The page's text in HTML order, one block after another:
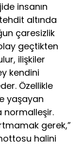
insanın
altında
çaresizlik
geçtikten
ilişkiler
kendini
Özellikle
yaşayan
normalleşir.
gerek,”
halini